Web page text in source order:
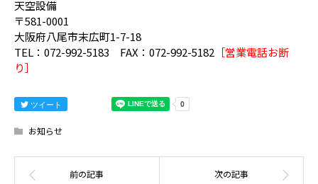
天空設備
〒581-0001
大阪府八尾市末広町1-7-18
TEL：072-992-5183 FAX：072-992-5182 ［営業電話お断
り］
ツイート
お知らせ